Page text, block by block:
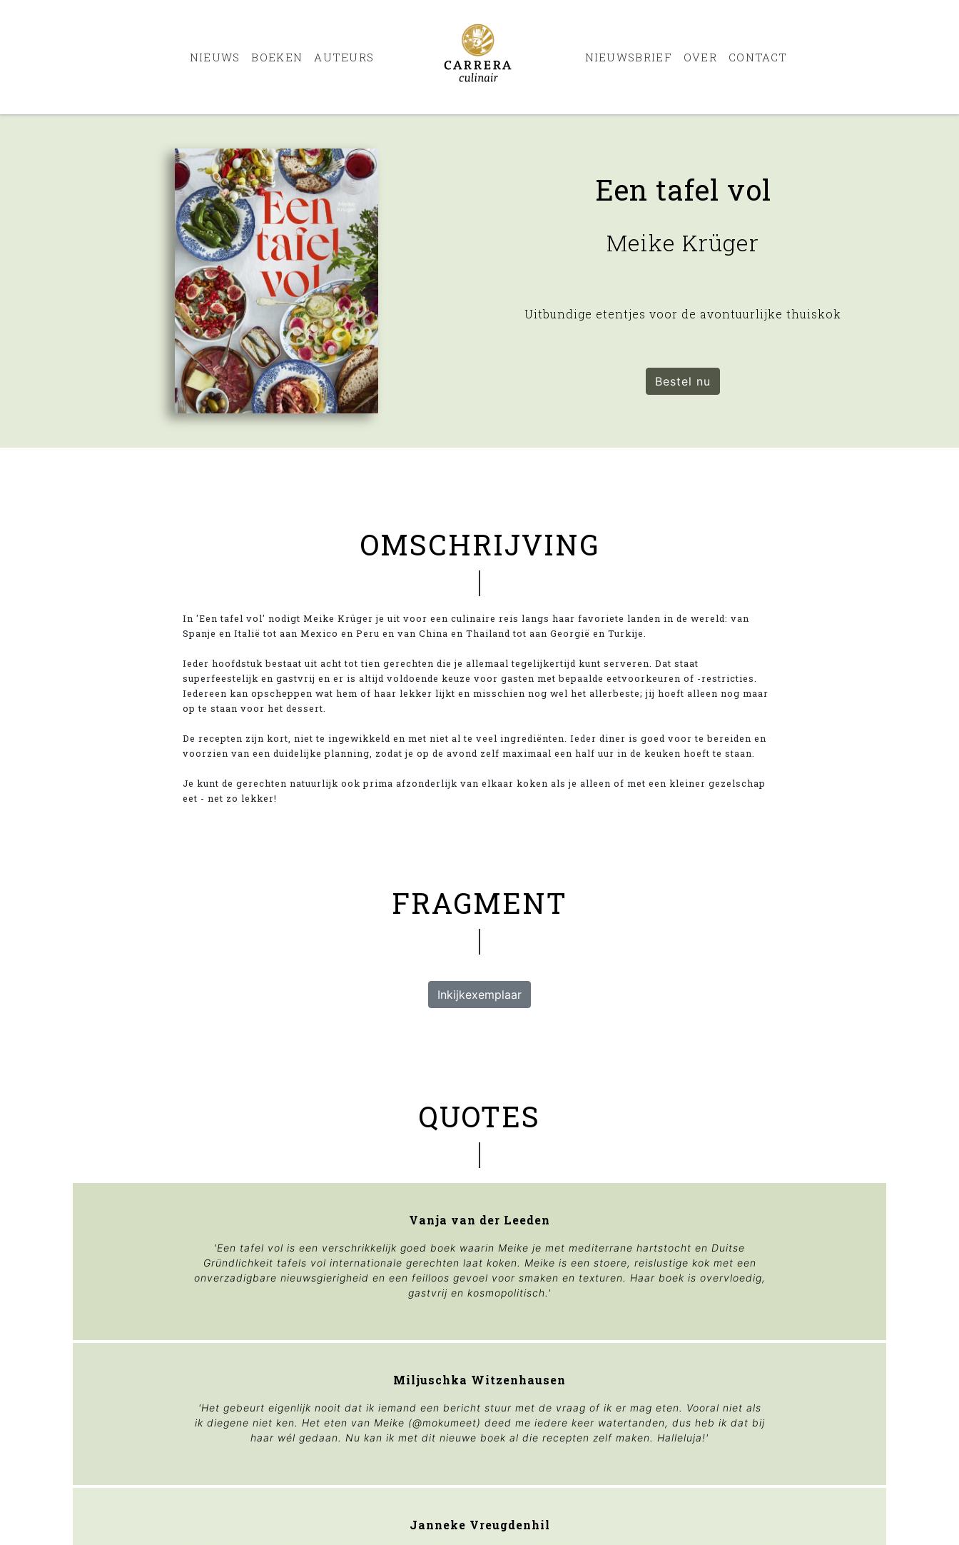
NIEUWS BOEKEN AUTEURS NIEUWSBRIEF OVER CONTACT
Een tafel vol
Meike Krüger
Uitbundige etentjes voor de avontuurlijke thuiskok
Bestel nu
OMSCHRIJVING
In 'Een tafel vol' nodigt Meike Krüger je uit voor een culinaire reis langs haar favoriete landen in de wereld: van
Spanje en Italië tot aan Mexico en Peru en van China en Thailand tot aan Georgië en Turkije.
Ieder hoofdstuk bestaat uit acht tot tien gerechten die je allemaal tegelijkertijd kunt serveren. Dat staat
superfeestelijk en gastvrij en er is altijd voldoende keuze voor gasten met bepaalde eetvoorkeuren of -restricties.
Iedereen kan opscheppen wat hem of haar lekker lijkt en misschien nog wel het allerbeste; jij hoeft alleen nog maar
op te staan voor het dessert.
De recepten zijn kort, niet te ingewikkeld en met niet al te veel ingrediënten. Ieder diner is goed voor te bereiden en
voorzien van een duidelijke planning, zodat je op de avond zelf maximaal een half uur in de keuken hoeft te staan.
Je kunt de gerechten natuurlijk ook prima afzonderlijk van elkaar koken als je alleen of met een kleiner gezelschap
eet - net zo lekker!
FRAGMENT
Inkijkexemplaar
QUOTES
Vanja van der Leeden
'Een tafel vol is een verschrikkelijk goed boek waarin Meike je met mediterrane hartstocht en Duitse
Gründlichkeit tafels vol internationale gerechten laat koken. Meike is een stoere, reislustige kok met een
onverzadigbare nieuwsgierigheid en een feilloos gevoel voor smaken en texturen. Haar boek is overvloedig,
gastvrij en kosmopolitisch.'
Miljuschka Witzenhausen
'Het gebeurt eigenlijk nooit dat ik iemand een bericht stuur met de vraag of ik er mag eten. Vooral niet als
ik diegene niet ken. Het eten van Meike (@mokumeet) deed me iedere keer watertanden, dus heb ik dat bij
haar wél gedaan. Nu kan ik met dit nieuwe boek al die recepten zelf maken. Halleluja!'
Janneke Vreugdenhil